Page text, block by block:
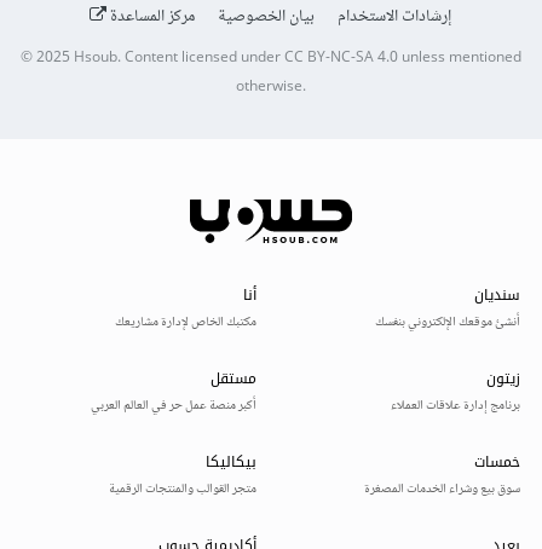
إرشادات الاستخدام
بيان الخصوصية مركز المساعدة
© 2025 Hsoub.Content licensed underCC BY-NC-SA 4.0unless mentioned
otherwise.